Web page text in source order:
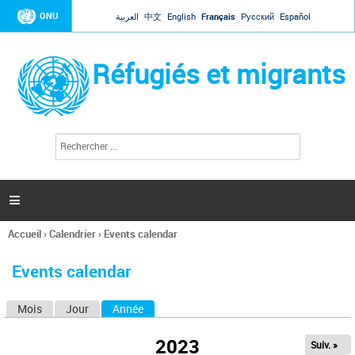
Jump to navigation
ONU العربية 中文 English Français Русский Español
Réfugiés et migrants
l
c
h
e

Vous
ici
Accueil›Calendrier› Events calendar
Events calendar
Mois Jour Année
2023 Suiv. »